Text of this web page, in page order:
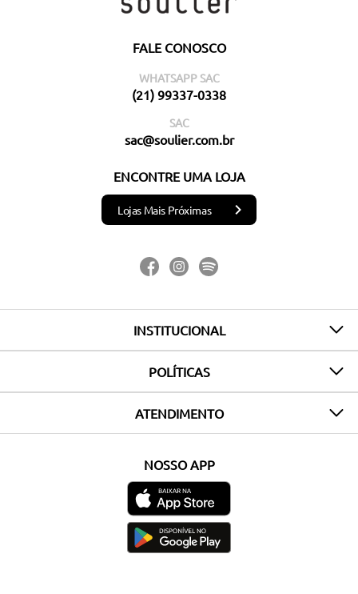
FALE CONOSCO
WHATSAPP SAC
(21) 99337-0338
SAC
sac@soulier.com.br
ENCONTRE UMA LOJA
Lojas Mais Próximas
INSTITUCIONAL
POLÍTICAS
ATENDIMENTO
NOSSO APP